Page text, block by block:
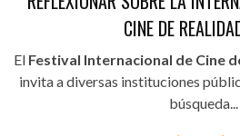
CINE DE
El Festival Internacional de Cine
invita a diversas instituciones
búsqueda...